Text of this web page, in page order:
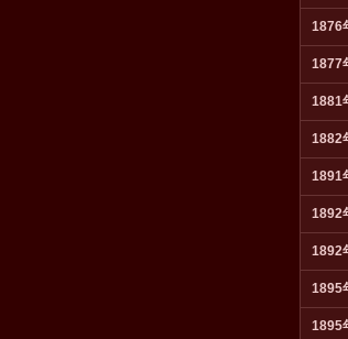
1876
1877
1881
1882
1891
1892
1892
1895
1895